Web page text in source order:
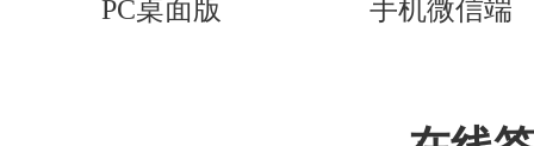
PC桌面版 手机微信端